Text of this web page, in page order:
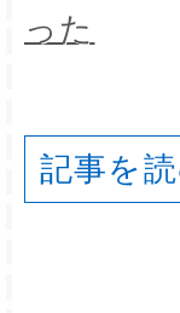
った
記事を